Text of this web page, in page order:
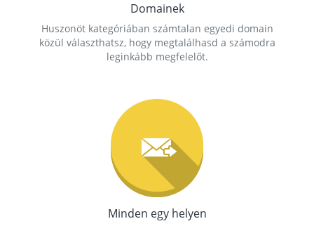
Domainek
Huszonöt kategóriában számtalan egyedi domain
közül választhatsz, hogy megtalálhasd a számodra
leginkább megfelelőt.
Minden egy helyen